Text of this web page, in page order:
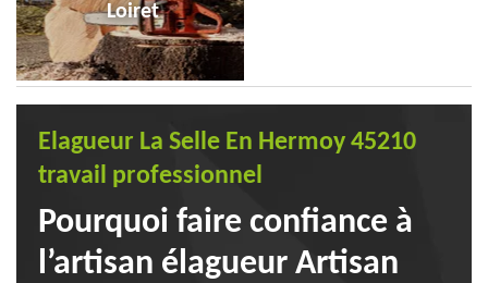
Loiret
Elagueur La Selle En Hermoy 45210
travail professionnel
Pourquoi faire confiance à
l’artisan élagueur Artisan